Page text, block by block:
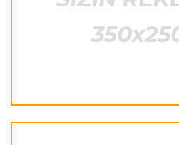
pəncərəsinin bağlanması
“Komo” “Çelsi”nin